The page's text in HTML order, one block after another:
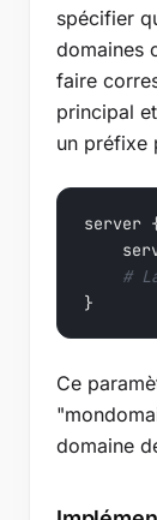
spécifier
domaines
faire
principal
un préfixe
server
#
}
Ce
domaine